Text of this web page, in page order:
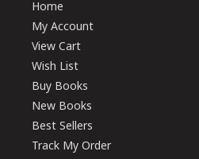
Home
My Account
View Cart
Wish List
Buy Books
New Books
Best Sellers
Track My Order